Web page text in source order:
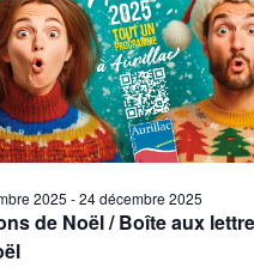
de Noël / Boîte aux
2025 -24 décembre 2025